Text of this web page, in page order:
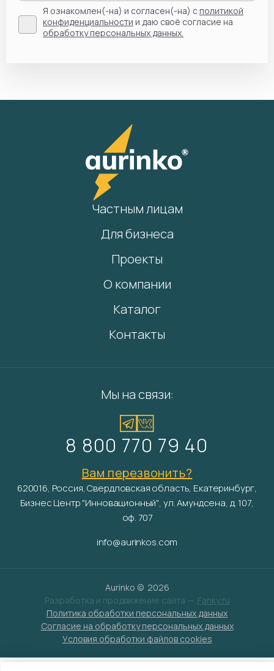
Я ознакомлен(-на) и согласен(-на) сполитикой
конфиденциальности и даю своё согласие на
обработку персональных данных.
Частным лицам
Для бизнеса
Проекты
О компании
Каталог
Контакты
Мы на связи:
8 800 770 79 40
Вам перезвонить?
620016, Россия, Свердловская область, Екатеринбург,
Бизнес Центр "Инновационный", ул. Амундсена, д. 107,
оф. 707
info@aurinkos.com
Aurinko © 2026
Разработка и продвижение сайта — Fanky.ru
Политика обработки персональных данных
Согласие на обработку персональных данных
Условия обработки файлов cookies